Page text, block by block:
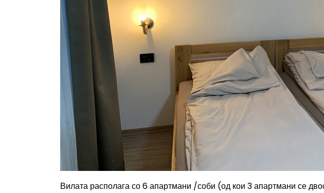
Вилата располага со 6 апартмани /соби (од кои 3 апартмани се